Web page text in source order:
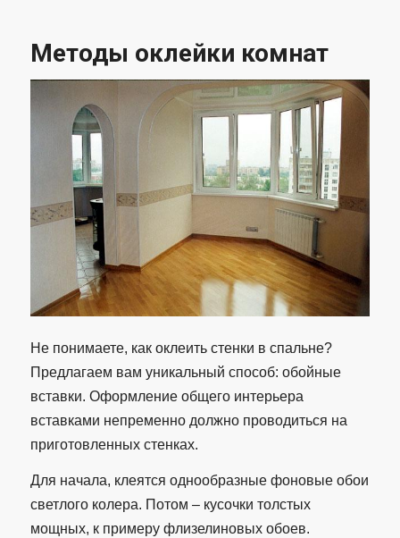
Методы оклейки комнат
Не понимаете, как оклеить стенки в спальне?
Предлагаем вам уникальный способ: обойные
вставки. Оформление общего интерьера
вставками непременно должно проводиться на
приготовленных стенках.
Для начала, клеятся однообразные фоновые обои
светлого колера. Потом – кусочки толстых
мощных, к примеру флизелиновых обоев.